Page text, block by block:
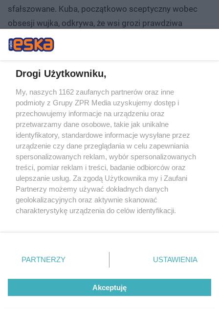
sfałszowane. Kuba, początkowo sceptyczny wobec
obsesji wujka, odkrywa, że wsi grozi prawdziwa
katastrofa ekologiczna i decyduje się działać.
Dodatkowo sytuację komplikuje dawna miłość, Gośka.
ręce i podejmowania decyzji, przed którymi do tej pory
uciekał".
Ja jestem Niepokalane Poczęcie
Michał Kondratpróbuje zrozumieć fenomen
Niepokalanego Poczęcia Maryi Panny, a pomagają mu
eksperci z Polski, USA i Francji.
Elfy rozrabiają (Die Heinzels - Neue Mützen, neue
Mission)
pewno przypadnie do gustu najmłodszym widzom.
Premiery kinowe 21 marca. Repertuar kin
w marcu
Drogi Użytkowniku,
My, naszych 1162 zaufanych partnerów oraz inne
podmioty z Grupy ZPR Media uzyskujemy dostęp i
przechowujemy informacje na urządzeniu oraz
przetwarzamy dane osobowe, takie jak unikalne
identyfikatory, standardowe informacje wysyłane przez
urządzenie czy dane przeglądania w celu zapewniania
spersonalizowanych reklam, wybór spersonalizowanych
treści, pomiar reklam i treści, badanie odbiorców oraz
ulepszanie usług. Za zgodą Użytkownika my i Zaufani
Partnerzy możemy używać dokładnych danych
geolokalizacyjnych oraz aktywnie skanować
charakterystykę urządzenia do celów identyfikacji.
zmienić/wycofać klikając przycisk ustawień prywatności
znajdujący się w lewym dolnym rogu strony
rodzaje przetwarzania danych nie wymagają zgody
użytkownika, ale masz prawo sprzeciwić się takiemu
przetwarzaniu. Preferencje będą miały zastosowanie tylko
PARTNERZY USTAWIENIA
Akceptuję